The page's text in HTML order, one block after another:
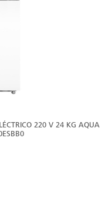
220 V 24 KG AQUA